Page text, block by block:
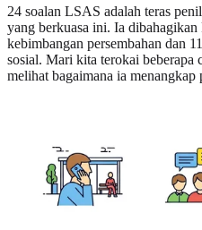
24 soalan LSAS adalah teras
yang berkuasa ini. Ia dibahagikan
kebimbangan persembahan dan
sosial. Mari kita terokai beberapa
melihat bagaimana ia menangkap